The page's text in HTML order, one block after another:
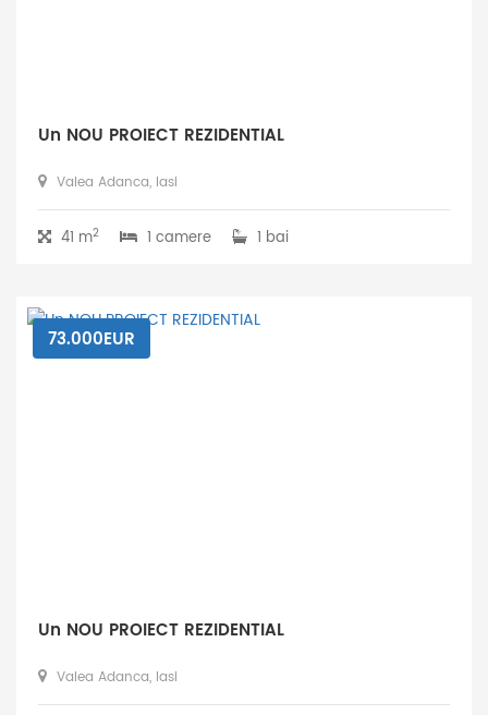
Un NOU PROIECT REZIDENTIAL
Valea Adanca, Iasi
41 m2 1 camere 1 bai
Un NOU PROIECT REZIDENTIAL
Valea Adanca, Iasi
73.000EUR